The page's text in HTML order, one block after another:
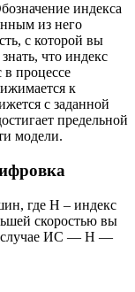
индекса
из него
с которой вы
что индекс
в процессе
к
с заданной
предельной
модели.
где H – индекс
скоростью вы
случае ИС — Н —